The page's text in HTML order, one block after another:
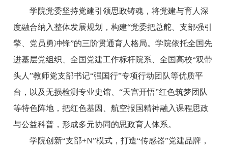
学院党委坚持党建引领思政铸魂，将党建与育人深
度融合纳入整体发展规划，构建“党委把总舵、支部强引
擎、党员勇冲锋”的三阶贯通育人格局。学院依托全国先
进基层党组织、全国党建工作标杆院系、全国高校“双带
头人”教师党支部书记“强国行”专项行动团队等优质平
台，以及无损检测专业史馆、“天宫开悟”红色筑梦团队
等特色阵地，把红色基因、航空报国精神融入课程思政
与公益科普，形成多元协同的思政育人体系。
学院创新“支部+N”模式，打造“传感器”党建品牌，